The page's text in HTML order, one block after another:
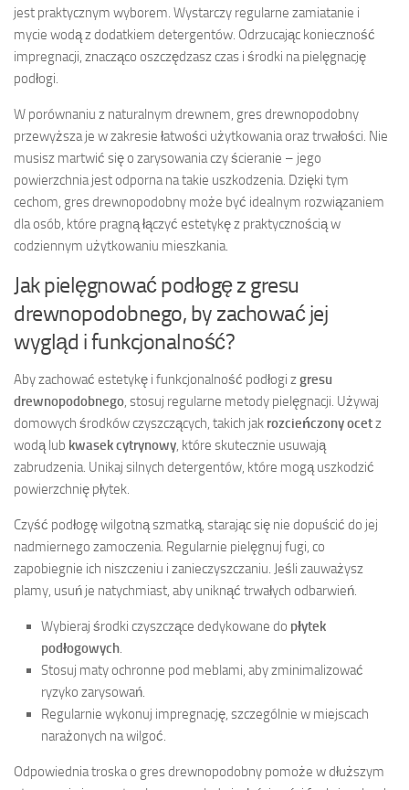
jest praktycznym wyborem. Wystarczy regularne zamiatanie i
mycie wodą z dodatkiem detergentów. Odrzucając konieczność
impregnacji, znacząco oszczędzasz czas i środki na pielęgnację
podłogi.
W porównaniu z naturalnym drewnem, gres drewnopodobny
przewyższa je w zakresie łatwości użytkowania oraz trwałości. Nie
musisz martwić się o zarysowania czy ścieranie – jego
powierzchnia jest odporna na takie uszkodzenia. Dzięki tym
cechom, gres drewnopodobny może być idealnym rozwiązaniem
dla osób, które pragną łączyć estetykę z praktycznością w
codziennym użytkowaniu mieszkania.
Jak pielęgnować podłogę z gresu
drewnopodobnego, by zachować jej
wygląd i funkcjonalność?
Aby zachować estetykę i funkcjonalność podłogi zgresu
drewnopodobnego, stosuj regularne metody pielęgnacji. Używaj
domowych środków czyszczących, takich jak rozcieńczony ocetz
wodą lub kwasek cytrynowy, które skutecznie usuwają
zabrudzenia. Unikaj silnych detergentów, które mogą uszkodzić
powierzchnię płytek.
Czyść podłogę wilgotną szmatką, starając się nie dopuścić do jej
nadmiernego zamoczenia. Regularnie pielęgnuj fugi, co
zapobiegnie ich niszczeniu i zanieczyszczaniu. Jeśli zauważysz
plamy, usuń je natychmiast, aby uniknąć trwałych odbarwień.
Wybieraj środki czyszczące dedykowane do płytek
podłogowych.
Stosuj maty ochronne pod meblami, aby zminimalizować
ryzyko zarysowań.
Regularnie wykonuj impregnację, szczególnie w miejscach
narażonych na wilgoć.
Odpowiednia troska o gres drewnopodobny pomoże w dłuższym